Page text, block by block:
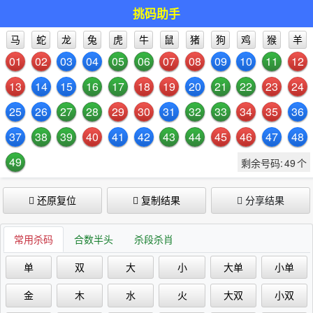
挑码助手
马 蛇 龙 兔 虎 牛 鼠 猪 狗 鸡 猴 羊
01 02 03 04 05 06 07 08 09 10 11
12
13
14 15 16 17 18 19 20 21 22 23
24
25
26 27 28 29 30 31 32 33 34 35
36
37
38 39 40 41 42 43 44 45 46 47
48
49
剩余号码:49个
还原复位 复制结果 分享结果
常用杀码 合数半头
杀段杀肖
单
双 大 小 大单 小单
金 木 水 火 大双 小双